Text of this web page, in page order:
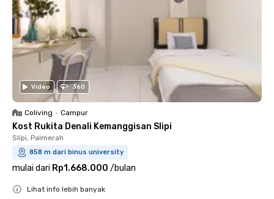
Video 360
Coliving • Campur
Kost Rukita Denali Kemanggisan Slipi
Slipi, Palmerah
858 m dari binus university
mulai dari Rp1.668.000 /bulan
Lihat info lebih banyak